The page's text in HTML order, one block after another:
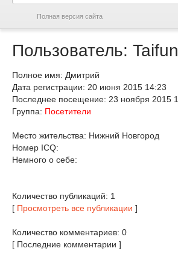
Полная версия сайта
Пользователь:
Полное имя: Дмитрий
Дата регистрации: 20 июня 2015 14:23
Последнее посещение: 23 ноября 2015
Группа: Посетители
Место жительства: Нижний Новгород
Номер ICQ:
Немного о себе:
Количество публикаций: 1
[ Просмотреть все публикации ]
Количество комментариев: 0
[ Последние комментарии ]